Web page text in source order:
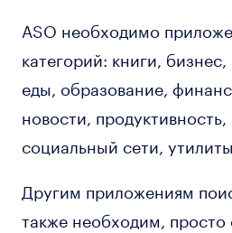
ASO необходимо
категорий: книги,
еды, образование,
новости, продуктивность,
социальный сети,
Другим приложениям
также необходим, просто